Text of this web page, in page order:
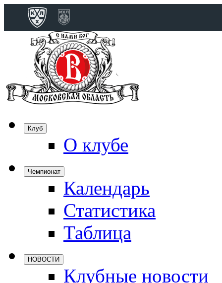
Клуб
О клубе
Чемпионат
Календарь
Статистика
Таблица
НОВОСТИ
Клубные новости